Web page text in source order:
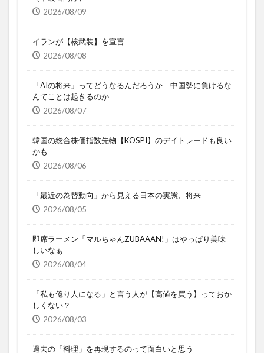
2026/08/09
イランが【核武装】を宣言
2026/08/08
「AIの将来」ってどうなるんだろうか 中国勢に負けるな
んてことは起きるのか
2026/08/07
韓国の総合株価指数先物【KOSPI】のデイトレードも良い
かも
2026/08/06
「最近の為替動向」から見える日本の実態、将来
2026/08/05
即席ラーメン「マルちゃんZUBAAAN!」はやっぱり美味
しいなぁ
2026/08/04
「私も億り人になる」と言う人が【高値を買う】っておか
しくない？
2026/08/03
過去の「料理」を再現するのって面白いと思う